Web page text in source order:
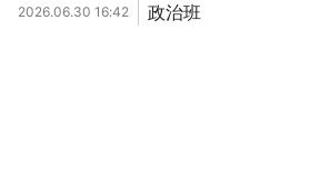
2026.06.30 16:42 政治班